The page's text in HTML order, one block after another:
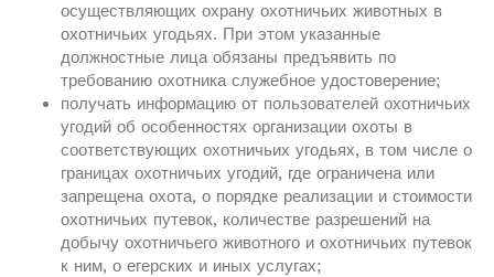
осуществляющих охрану охотничьих животных в
охотничьих угодьях. При этом указанные
должностные лица обязаны предъявить по
требованию охотника служебное удостоверение;
получать информацию от пользователей охотничьих
угодий об особенностях организации охоты в
соответствующих охотничьих угодьях, в том числе о
границах охотничьих угодий, где ограничена или
запрещена охота, о порядке реализации и стоимости
охотничьих путевок, количестве разрешений на
добычу охотничьего животного и охотничьих путевок
к ним, о егерских и иных услугах;